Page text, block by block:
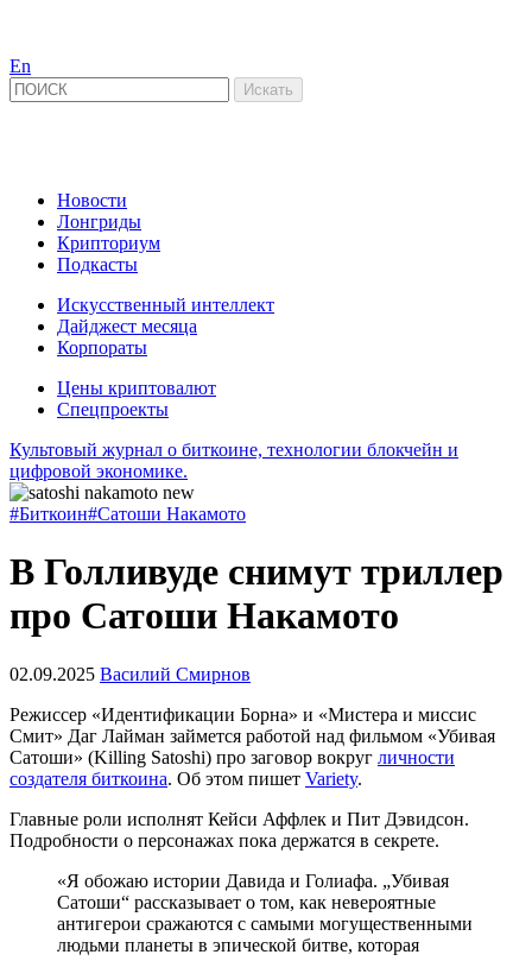
En
Новости
Лонгриды
Крипториум
Подкасты
Искусственный интеллект
Дайджест месяца
Корпораты
Цены криптовалют
Спецпроекты
Культовый журнал о биткоине, технологии блокчейн и
цифровой экономике.
#Биткоин#Сатоши Накамото
В Голливуде снимут триллер
про Сатоши Накамото
02.09.2025 Василий Смирнов
Режиссер «Идентификации Борна» и «Мистера и миссис
Смит» Даг Лайман займется работой над фильмом «Убивая
Сатоши» (Killing Satoshi) про заговор вокруг личности
создателя биткоина. Об этом пишет Variety.
Главные роли исполнят Кейси Аффлек и Пит Дэвидсон.
Подробности о персонажах пока держатся в секрете.
«Я обожаю истории Давида и Голиафа. „Убивая
Сатоши“ рассказывает о том, как невероятные
антигерои сражаются с самыми могущественными
людьми планеты в эпической битве, которая